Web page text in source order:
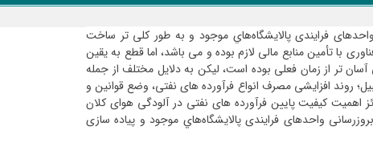
فرایندی پالايشگاه‌هاي موجود و به طور کلی­ تر ساخت
با تأمین منابع مالی لازم بوده و می­ باشد، اما قطع به یقین
آسان­ تر از زمان فعلی بوده است، لیکن به دلایل مختلف از جمله
روند افزایشی مصرف انواع فرآورده­ های نفتی، وضع قوانین و
اهمیت کیفیت پایین فرآورده­ های نفتی در آلودگی هوای کلان
واحدهای فرایندی پالايشگاه‌هاي موجود و پیاده­ سازی